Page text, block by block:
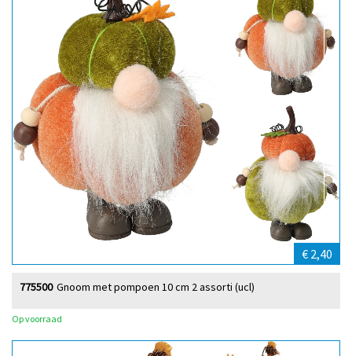
€ 2,40
Gnoom met pompoen 10 cm 2 assorti (ucl)
775500
Op voorraad